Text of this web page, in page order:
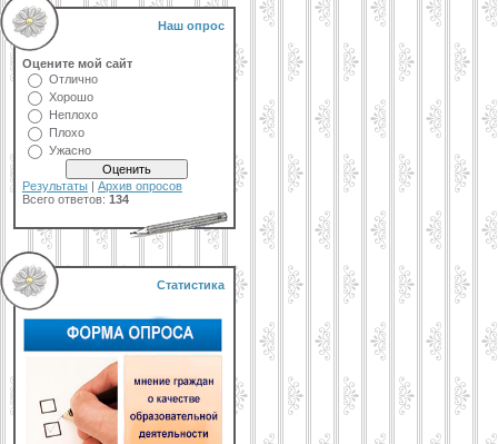
Наш опрос
Оцените мой сайт
Отлично
Хорошо
Неплохо
Плохо
Ужасно
Результаты | Архив опросов
Всего ответов: 134
Статистика